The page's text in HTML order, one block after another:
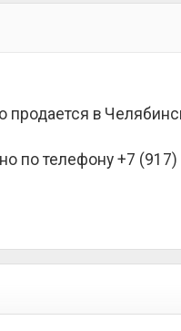
продается в
по телефону +7